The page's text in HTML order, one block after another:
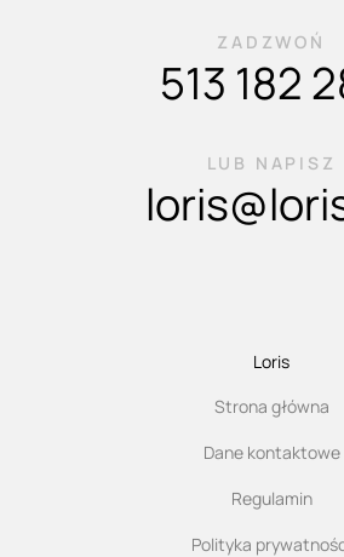
ZADZWOŃ
513 182
LUB NAPISZ
Loris
Strona główna
Dane kontaktowe
Regulamin
Polityka